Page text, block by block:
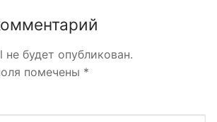
будет опубликован.
помечены *